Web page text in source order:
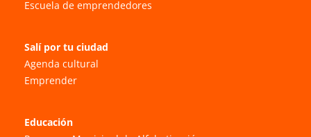
Escuela de emprendedores
Salí por tu ciudad
Agenda cultural
Emprender
Educación